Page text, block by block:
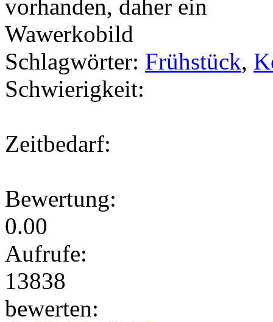
Schlagwörter: Frühstück,
Schwierigkeit:
Zeitbedarf:
Bewertung:
0.00
Aufrufe:
13838
bewerten: